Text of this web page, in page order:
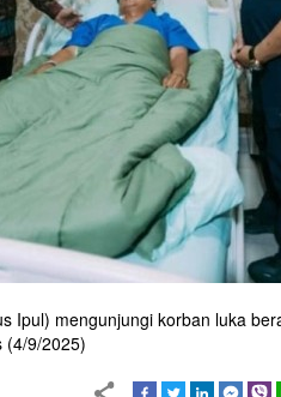
Ipul) mengunjungi korban luka
(4/9/2025)